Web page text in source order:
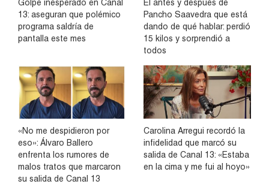
Golpe inesperado en Canal
13: aseguran que polémico
programa saldría de
pantalla este mes
El antes y después de
Pancho Saavedra que está
dando de qué hablar: perdió
15 kilos y sorprendió a
todos
«No me despidieron por
eso»: Álvaro Ballero
enfrenta los rumores de
malos tratos que marcaron
su salida de Canal 13
Carolina Arregui recordó la
infidelidad que marcó su
salida de Canal 13: «Estaba
en la cima y me fui al hoyo»